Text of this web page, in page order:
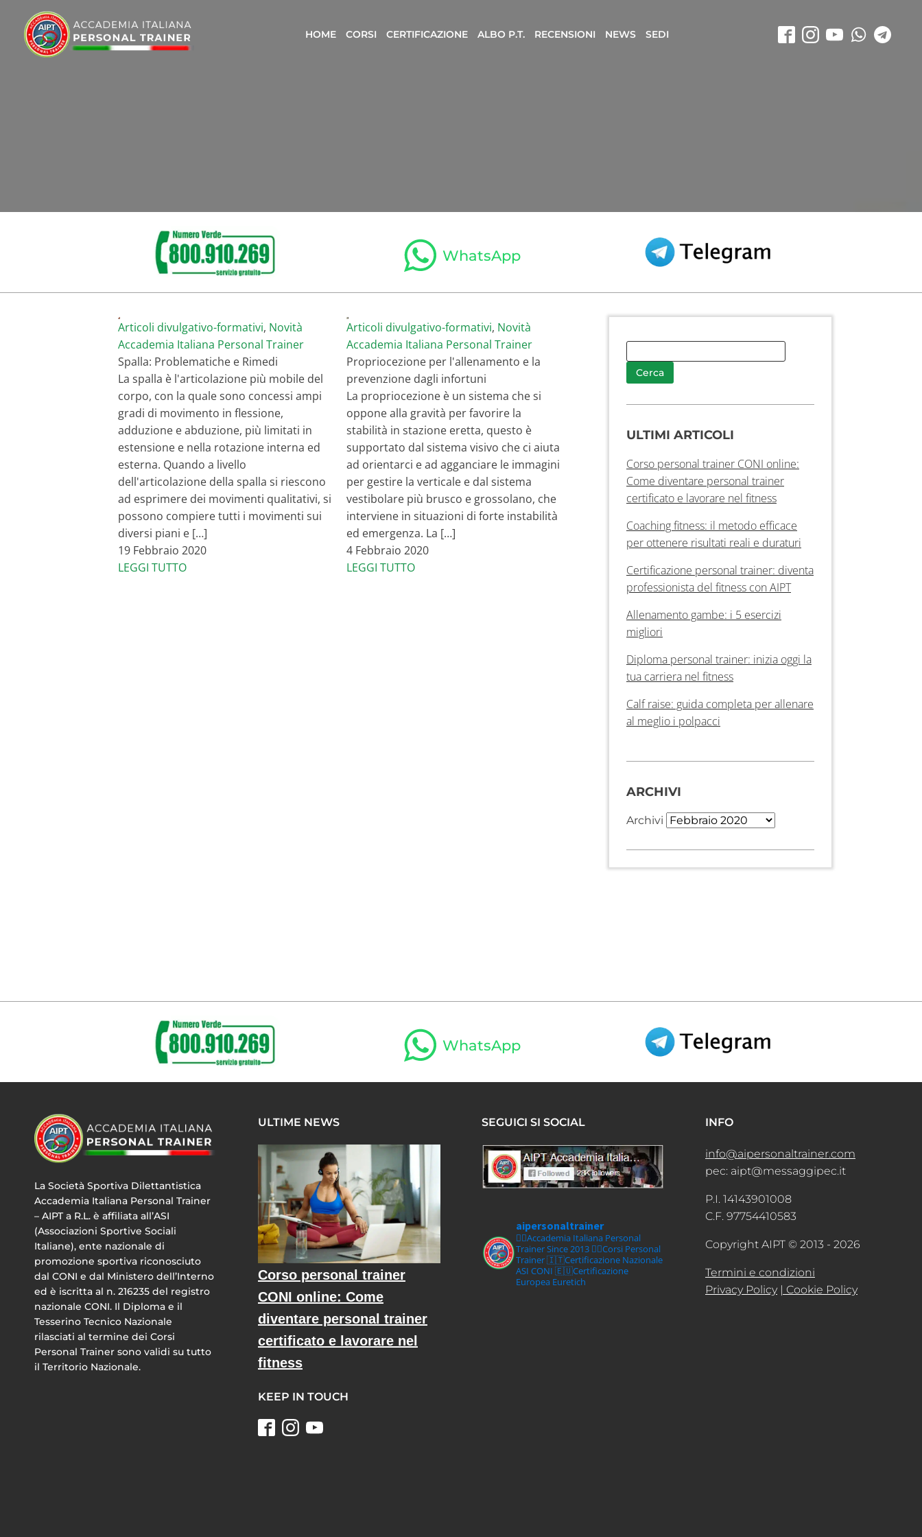
HOME CORSI CERTIFICAZIONE ALBO P.T. RECENSIONI NEWS SEDI
WhatsApp
Articoli divulgativo-formativi, Novità
Accademia Italiana Personal Trainer
Spalla: Problematiche e Rimedi
La spalla è l'articolazione più mobile del
corpo, con la quale sono concessi ampi
gradi di movimento in flessione,
adduzione e abduzione, più limitati in
estensione e nella rotazione interna ed
esterna. Quando a livello
dell'articolazione della spalla si riescono
ad esprimere dei movimenti qualitativi, si
possono compiere tutti i movimenti sui
diversi piani e […]
19 Febbraio 2020
LEGGI TUTTO
Articoli divulgativo-formativi, Novità
Accademia Italiana Personal Trainer
Propriocezione per l'allenamento e la
prevenzione dagli infortuni
La propriocezione è un sistema che si
oppone alla gravità per favorire la
stabilità in stazione eretta, questo è
supportato dal sistema visivo che ci aiuta
ad orientarci e ad agganciare le immagini
per gestire la verticale e dal sistema
vestibolare più brusco e grossolano, che
interviene in situazioni di forte instabilità
ed emergenza. La […]
4 Febbraio 2020
LEGGI TUTTO
ULTIMI ARTICOLI
Corso personal trainer CONI online:
Come diventare personal trainer
certificato e lavorare nel fitness
Coaching fitness: il metodo efficace
per ottenere risultati reali e duraturi
Certificazione personal trainer: diventa
professionista del fitness con AIPT
Allenamento gambe: i 5 esercizi
migliori
Diploma personal trainer: inizia oggi la
tua carriera nel fitness
Calf raise: guida completa per allenare
al meglio i polpacci
ARCHIVI
Archivi
WhatsApp
La Società Sportiva Dilettantistica
Accademia Italiana Personal Trainer
– AIPT a R.L. è affiliata all’ASI
(Associazioni Sportive Sociali
Italiane), ente nazionale di
promozione sportiva riconosciuto
dal CONI e dal Ministero dell’Interno
ed è iscritta al n. 216235 del registro
nazionale CONI. Il Diploma e il
Tesserino Tecnico Nazionale
rilasciati al termine dei Corsi
Personal Trainer sono validi su tutto
il Territorio Nazionale.
ULTIME NEWS
Corso personal trainer
CONI online: Come
diventare personal trainer
certificato e lavorare nel
fitness
KEEP IN TOUCH
SEGUICI SI SOCIAL
aipersonaltrainer
🏋‍♀️Accademia Italiana Personal
Trainer Since 2013 🏋‍♂️Corsi Personal
Trainer🇮🇹Certificazione Nazionale
ASI CONI 🇪🇺Certificazione
Europea Euretich
INFO
info@aipersonaltrainer.com
pec: aipt@messaggipec.it
P.I. 14143901008
C.F. 97754410583
Copyright AIPT © 2013 - 2026
Termini e condizioni
Privacy Policy | Cookie Policy